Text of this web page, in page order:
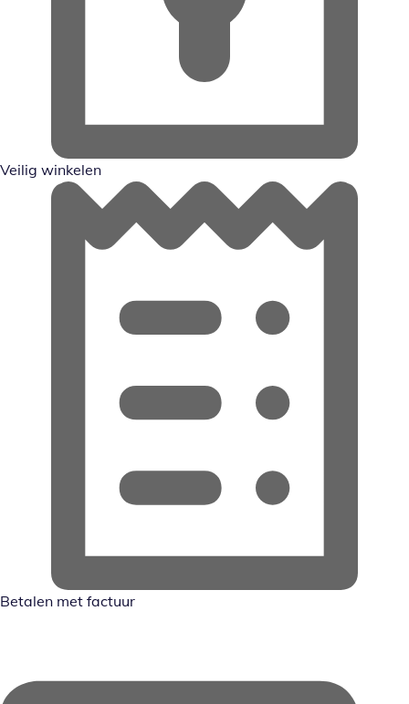
Veilig winkelen
Betalen met factuur